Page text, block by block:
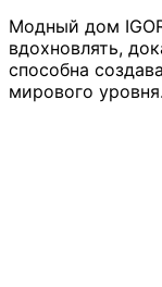
Модный дом
вдохновлять,
способна
мирового уровня.